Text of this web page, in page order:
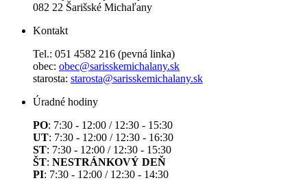
082 22 Šarišské Michaľany
Kontakt
Tel.: 051 4582 216 (pevná linka)
obec: obec@sarisskemichalany.sk
starosta: starosta@sarisskemichalany.sk
Úradné hodiny
PO: 7:30 - 12:00 / 12:30 - 15:30
UT: 7:30 - 12:00 / 12:30 - 16:30
ST: 7:30 - 12:00 / 12:30 - 15:30
ŠT: NESTRÁNKOVÝ DEŇ
PI: 7:30 - 12:00 / 12:30 - 14:30